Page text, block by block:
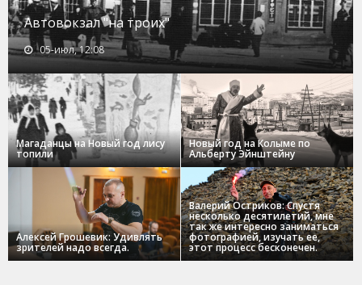
Автовокзал "на троих"
05-июл, 12:08
Магаданцы на Новый год лису
топили
Новый год на Колыме по
Альберту Эйнштейну
Алексей Грошевик: Удивлять
зрителей надо всегда.
Валерий Остриков: Спустя
несколько десятилетий, мне
так же интересно заниматься
фотографией, изучать ее,
этот процесс бесконечен.